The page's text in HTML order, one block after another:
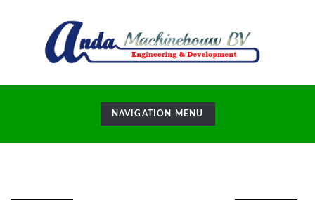
TOGGLE
NAVIGATION
NAVIGATION MENU